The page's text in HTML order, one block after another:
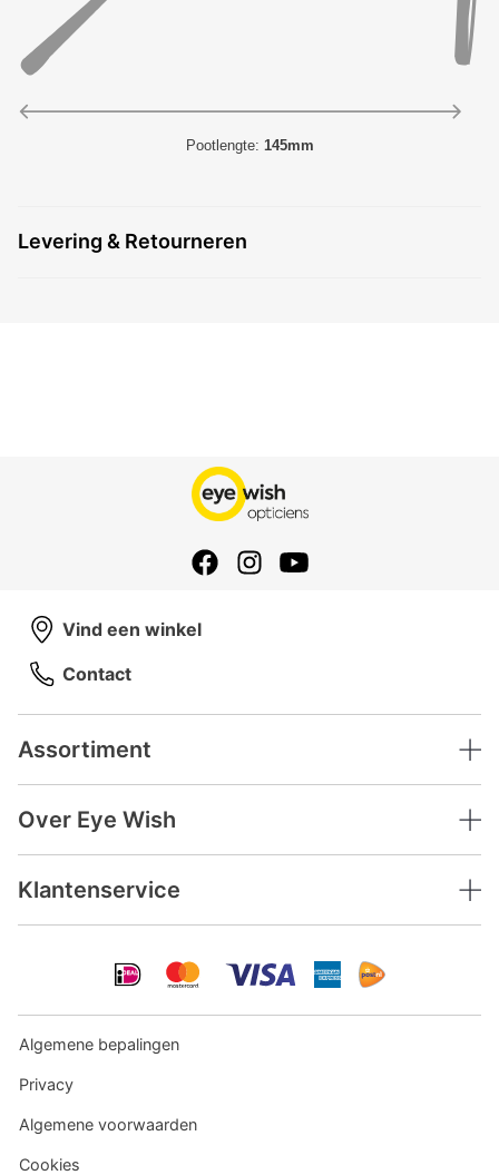
Pootlengte: 145mm
Levering & Retourneren
Assortiment
Over Eye Wish
Klantenservice
Vind een winkel
Contact
Algemene bepalingen
Privacy
Algemene voorwaarden
Cookies